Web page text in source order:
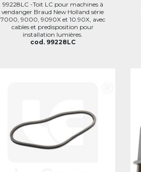
99228LC -Toit LC pour machines à
vendanger Braud New Holland série
7000, 9000, 9090X et 10.90X, avec
cables et predisposition pour
installation lumières.
cod. 99228LC